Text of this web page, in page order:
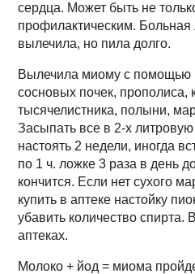
сердца. Может быть не
профилактическим. Больная
вылечила, но пила долго.
Вылечила миому с помощью
сосновых почек, прополиса,
тысячелистника, полыни,
Засыпать все в 2-х литровую
настоять 2 недели, иногда
по 1 ч. ложке 3 раза в день
кончится. Если нет сухого
купить в аптеке настойку
убавить количество спирта.
аптеках.
Молоко + йод = миома